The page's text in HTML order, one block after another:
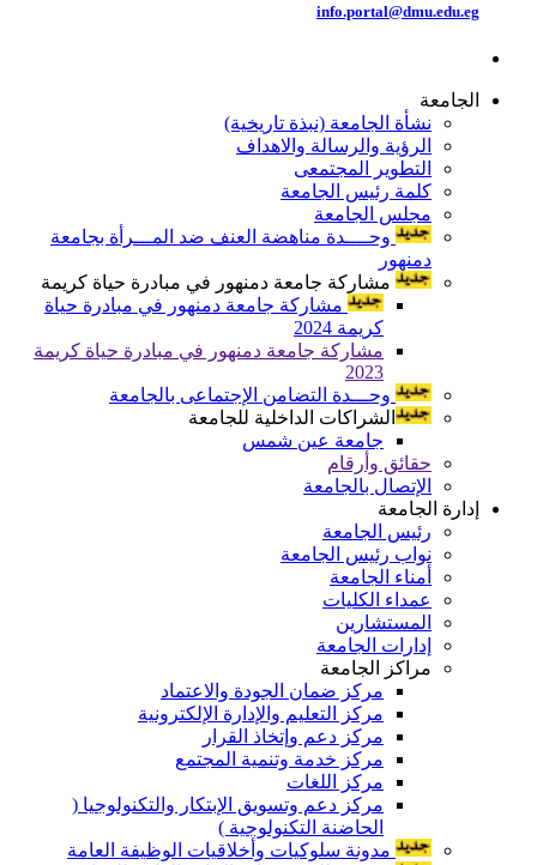
info.portal@dmu.edu.eg
الجامعة
نشأة الجامعة (نبذة تاريخية)
الرؤية والرسالة والاهداف
التطوير المجتمعى
كلمة رئيس الجامعة
مجلس الجامعة
وحــــدة مناهضة العنف ضد المـــرأة بجامعة
دمنهور
مشاركة جامعة دمنهور في مبادرة حياة كريمة
مشاركة جامعة دمنهور في مبادرة حياة
كريمة 2024
مشاركة جامعة دمنهور في مبادرة حياة كريمة
2023
وحـــدة التضامن الإجتماعى بالجامعة
الشراكات الداخلية للجامعة
جامعة عين شمس
حقائق وأرقام
الإتصال بالجامعة
إدارة الجامعة
رئيس الجامعة
نواب رئيس الجامعة
أمناء الجامعة
عمداء الكليات
المستشارين
إدارات الجامعة
مراكز الجامعة
مركز ضمان الجودة والاعتماد
مركز التعليم والإدارة الإلكترونية
مركز دعم وإتخاذ القرار
مركز خدمة وتنمية المجتمع
مركز اللغات
مركز دعم وتسويق الإبتكار والتكنولوجيا (
الحاضنة التكنولوجية )
مدونة سلوكيات وأخلاقيات الوظيفة العامة